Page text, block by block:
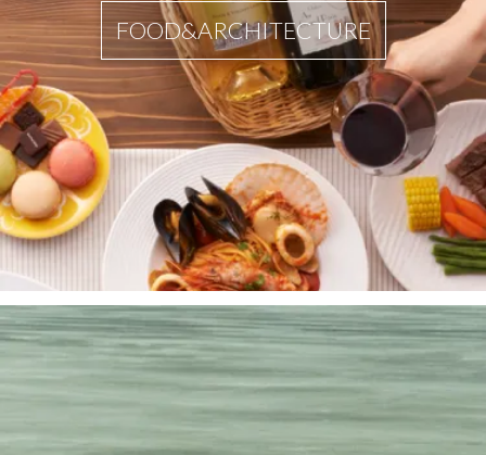
FOOD&ARCHITECTURE